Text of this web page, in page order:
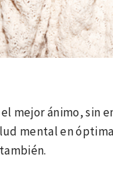
mejor ánimo, sin
mental en